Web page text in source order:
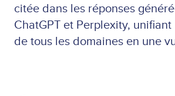
citée dans les réponses
ChatGPT et Perplexity,
de tous les domaines en une